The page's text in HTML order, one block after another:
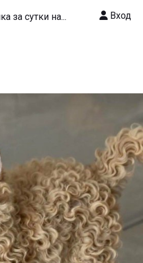
за сутки на... Вход